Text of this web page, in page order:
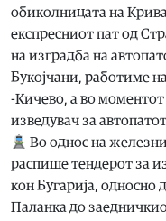
обиколницата на
експресниот пат од
на изградба на
Букојчани, работиме
-Кичево, а во
изведувач за
Во однос на
распише тендерот за
кон Бугарија, односно
Паланка до